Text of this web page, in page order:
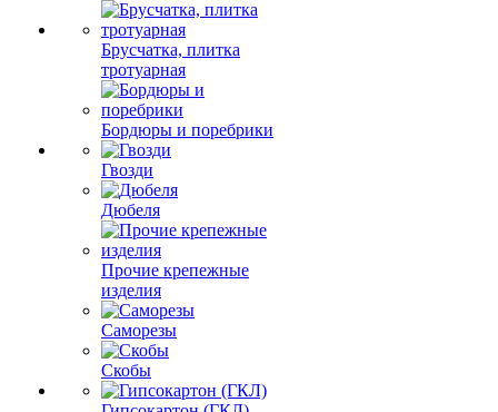
Брусчатка, плитка
тротуарная
Бордюры и поребрики
Гвозди
Дюбеля
Прочие крепежные
изделия
Саморезы
Скобы